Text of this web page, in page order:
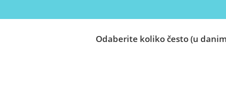
Odaberite koliko često (u